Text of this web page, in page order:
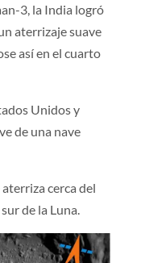
3, la India logró
aterrizaje suave
así en el cuarto
Unidos y
de una nave
cerca del
de la Luna.